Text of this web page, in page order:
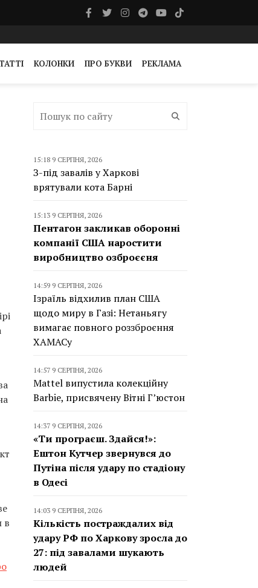
КОЛОНКИ ПРО БУКВИ РЕКЛАМА
в
15:18 9 СЕРПНЯ, 2026
З-під завалів у Харкові
врятували кота Барні
15:13 9 СЕРПНЯ, 2026
Пентагон закликав оборонні
компанії США наростити
виробництво озброєєня
14:59 9 СЕРПНЯ, 2026
Ізраїль відхилив план США
щодо миру в Газі: Нетаньягу
вимагає повного роззброєння
ХАМАСу
14:57 9 СЕРПНЯ, 2026
Mattel випустила колекційну
Barbie, присвячену Вітні Г’юстон
14:37 9 СЕРПНЯ, 2026
«Ти програєш. Здайся!»:
Ештон Кутчер звернувся до
Путіна після удару по стадіону
в Одесі
14:03 9 СЕРПНЯ, 2026
Кількість постраждалих від
удару РФ по Харкову зросла до
27: під завалами шукають
людей